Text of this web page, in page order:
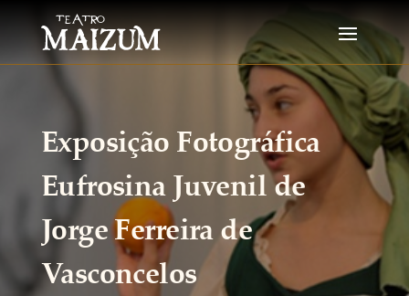
Exposição Fotográfica
Eufrosina Juvenil de
Jorge Ferreira de
Vasconcelos